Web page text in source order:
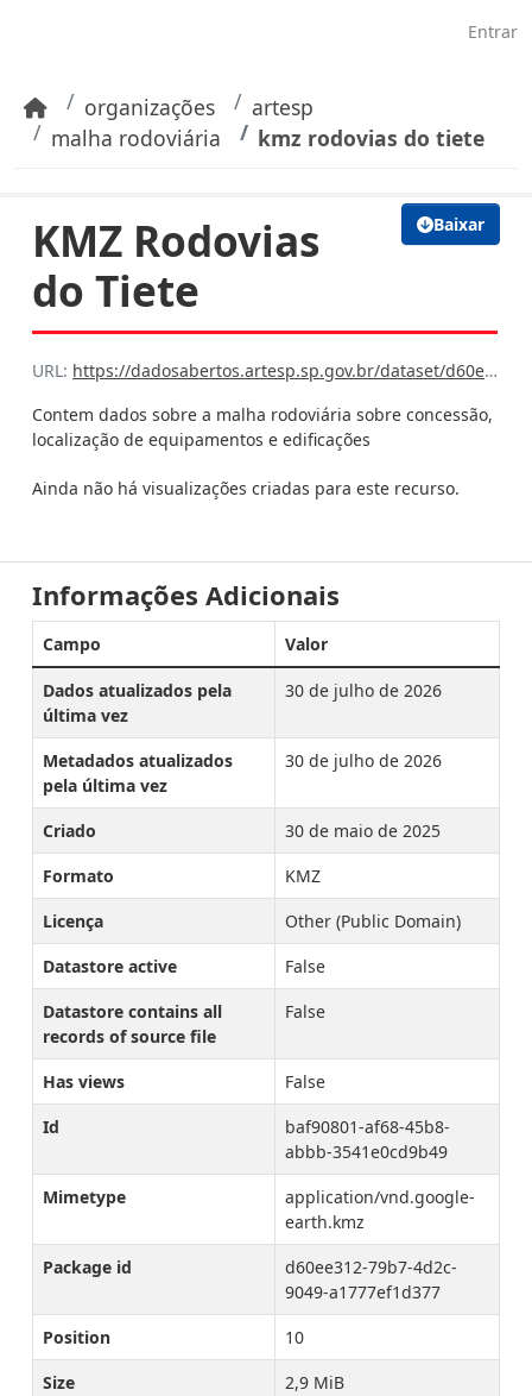
Entrar
organizações
artesp
malha rodoviária
kmz rodovias do tiete
Baixar
KMZ Rodovias
do Tiete
URL: https://dadosabertos.artesp.sp.gov.br/dataset/d60ee312-79b7-4d2c-9049-a1777ef1d377/resource/baf90801-af68-45b8-abbb-3541e0cd9b49/download/l21.kmz
Contem dados sobre a malha rodoviária sobre concessão,
localização de equipamentos e edificações
Ainda não há visualizações criadas para este recurso.
Informações Adicionais
Campo Valor
Dados atualizados pela
última vez
30 de julho de 2026
Metadados atualizados
pela última vez
30 de julho de 2026
Criado
30 de maio de 2025
Formato
KMZ
Licença
Other (Public Domain)
Datastore active
False
Datastore contains all
records of source file
False
Has views
False
Id
baf90801-af68-45b8-
abbb-3541e0cd9b49
Mimetype
application/vnd.google-
earth.kmz
Package id
d60ee312-79b7-4d2c-
9049-a1777ef1d377
Position
10
Size
2,9 MiB